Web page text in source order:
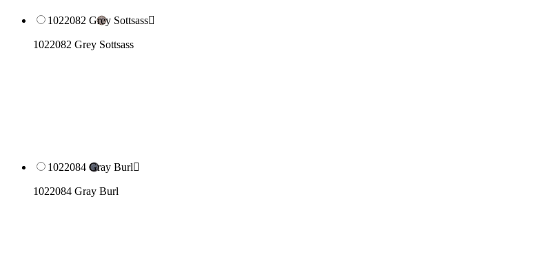
1022082 Grey Sottsass
1022082 Grey Sottsass
1022084 Gray Burl
1022084 Gray Burl